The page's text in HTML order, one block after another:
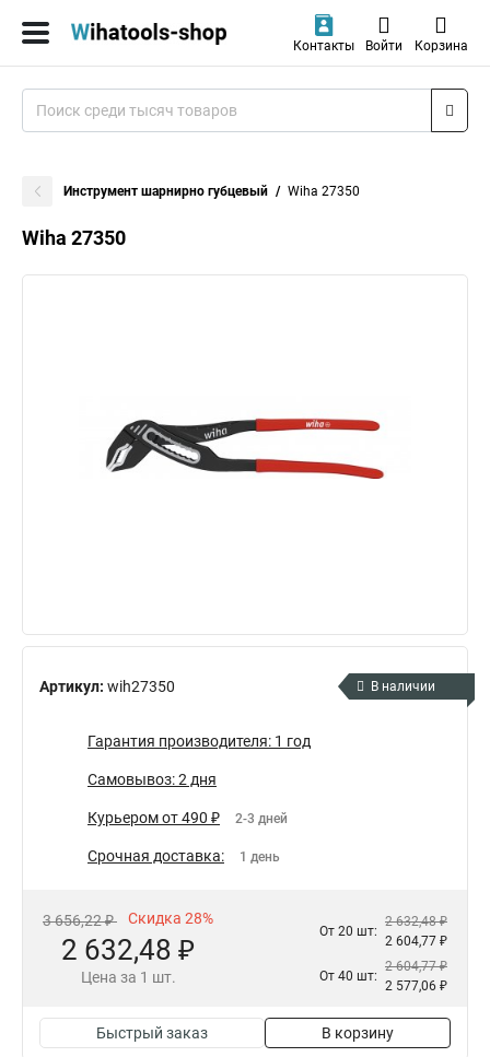
Контакты Войти Корзина
Инструмент шарнирно губцевый Wiha 27350
Wiha 27350
Артикул: wih27350 В наличии
Гарантия производителя: 1 год
Самовывоз: 2 дня
Курьером от 490 ₽ 2-3 дней
Срочная доставка: 1 день
3 656,22 ₽ Скидка 28%
2 632,48 ₽
Цена за 1 шт.
От 20 шт:
2 632,48 ₽
2 604,77 ₽
От 40 шт:
2 604,77 ₽
2 577,06 ₽
Быстрый заказ В корзину